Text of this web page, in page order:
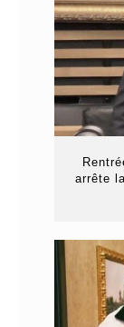
arrête